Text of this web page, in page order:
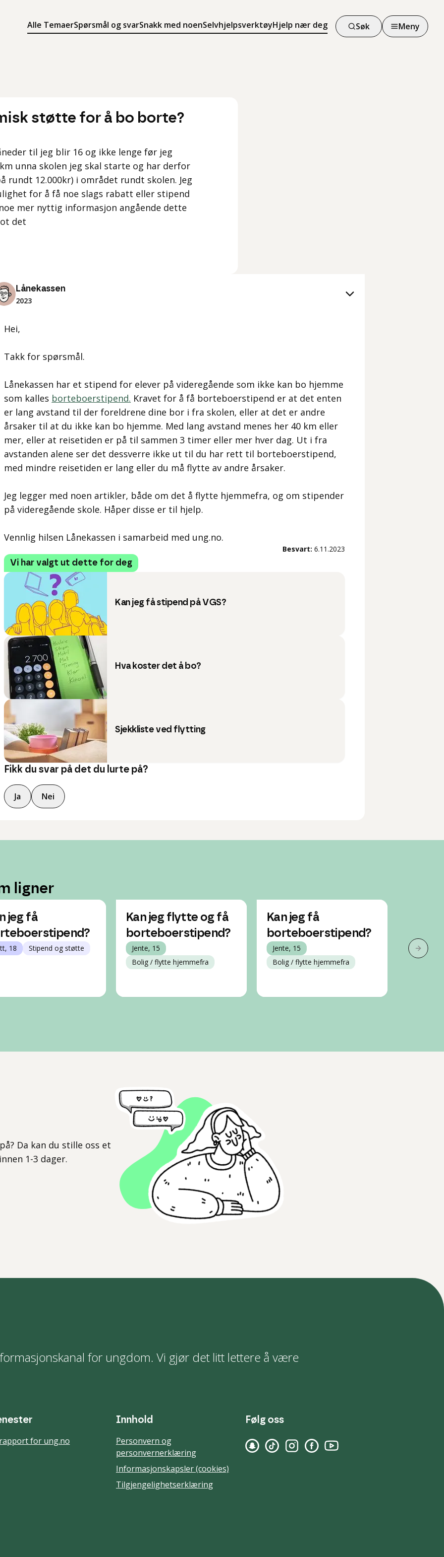
Alle TemaerSpørsmål og svarSnakk med noenSelvhjelpsverktøyHjelp nær deg
Søk
Søk
Meny
Meny
støtte for å bo borte?
til jeg blir 16 og ikke lenge før jeg
unna skolen jeg skal starte og har derfor
rundt 12.000kr) i området rundt skolen. Jeg
for å få noe slags rabatt eller stipend
mer nyttig informasjon angående dette
det
Lånekassen
2023
Hei,
Takk for spørsmål.
Lånekassen har et stipend for elever på videregående som ikke kan bo hjemme
som kalles borteboerstipend. Kravet for å få borteboerstipend er at det enten
er lang avstand til der foreldrene dine bor i fra skolen, eller at det er andre
årsaker til at du ikke kan bo hjemme. Med lang avstand menes her 40 km eller
mer, eller at reisetiden er på til sammen 3 timer eller mer hver dag. Ut i fra
avstanden alene ser det dessverre ikke ut til du har rett til borteboerstipend,
med mindre reisetiden er lang eller du må flytte av andre årsaker.
Jeg legger med noen artikler, både om det å flytte hjemmefra, og om stipender
på videregående skole. Håper disse er til hjelp.
Vennlig hilsen Lånekassen i samarbeid med ung.no.
Besvart: 6.11.2023
Vi har valgt ut dette for deg
Kan jeg få stipend på VGS?
Hva koster det å bo?
Sjekkliste ved flytting
Fikk du svar på det du lurte på?
Ja Nei
ligner
jeg få
18 Stipend og støtte
Kan jeg flytte og få
borteboerstipend?
Jente, 15
Bolig / flytte hjemmefra
Kan jeg få
borteboerstipend?
Jente, 15
Bolig / flytte hjemmefra
på?Neste
Da kan du stille oss et
1-3 dager.
for ungdom. Vi gjør det litt lettere å være
for ung.no
Innhold
Personvern og
personvernerklæring
Informasjonskapsler (cookies)
Tilgjengelighetserklæring
Følg oss